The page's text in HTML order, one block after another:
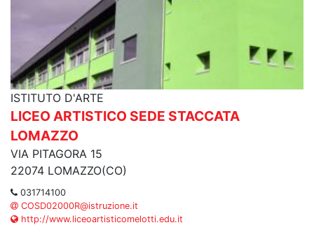
ISTITUTO D'ARTE
LICEO ARTISTICO SEDE STACCATA
LOMAZZO
VIA PITAGORA 15
22074 LOMAZZO(CO)
031714100
COSD02000R@istruzione.it
http://www.liceoartisticomelotti.edu.it